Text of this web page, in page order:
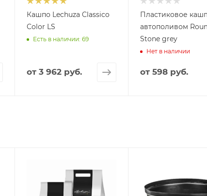
Кашпо Lechuza Classico
Color LS
Есть в наличии: 69
от 3 962 руб.
Пластиковое
автополивом
Stone grey
Нет в наличии
от598 руб.